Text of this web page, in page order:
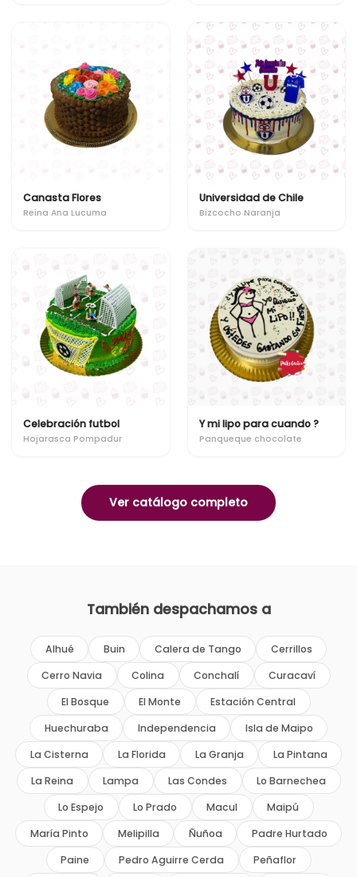
Canasta Flores
Reina Ana Lucuma
Universidad de Chile
Bizcocho Naranja
Celebración futbol
Hojarasca Pompadur
Y mi lipo para cuando ?
Panqueque chocolate
Ver catálogo completo
También despachamos a
Alhué Buin Calera de Tango
Cerrillos
Cerro Navia
Colina Conchalí
Curacaví
El Bosque
El Monte
Estación Central
Huechuraba
Independencia
Isla de Maipo
La Cisterna
La Florida La Granja
La Pintana
La Reina
Lampa Las Condes
Lo Barnechea
Lo Espejo
Lo Prado Macul
Maipú
María Pinto
Melipilla Ñuñoa
Padre Hurtado
Paine
Pedro Aguirre Cerda Peñaflor